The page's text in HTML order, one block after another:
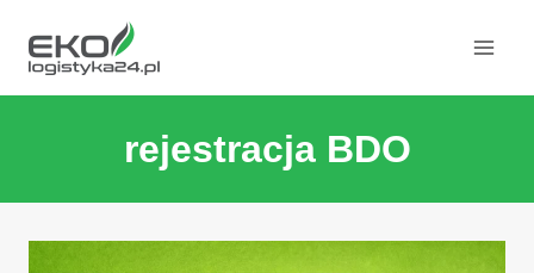
treści
rejestracja BDO